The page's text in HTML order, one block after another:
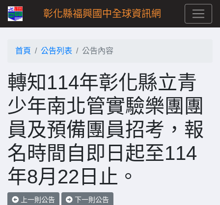
彰化縣福興國中全球資訊網
首頁 公告列表 公告內容
轉知114年彰化縣立青
少年南北管實驗樂團團
員及預備團員招考，報
名時間自即日起至114
年8月22日止。
上一則公告 下一則公告